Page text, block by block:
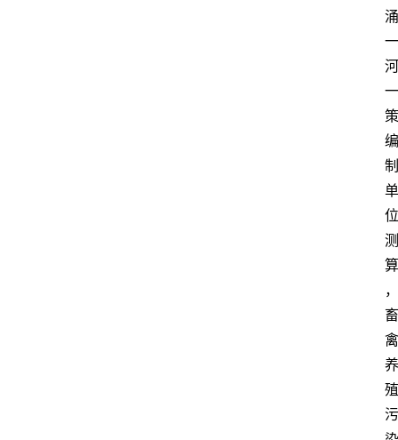
涌
一
河
一
策
编
制
单
位
测
算
，
畜
禽
养
殖
污